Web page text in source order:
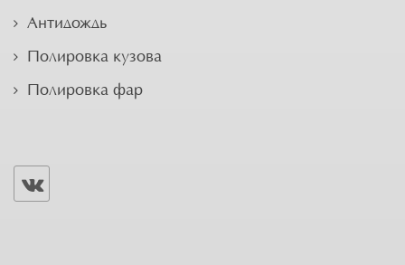
Антидождь
Полировка кузова
Полировка фар